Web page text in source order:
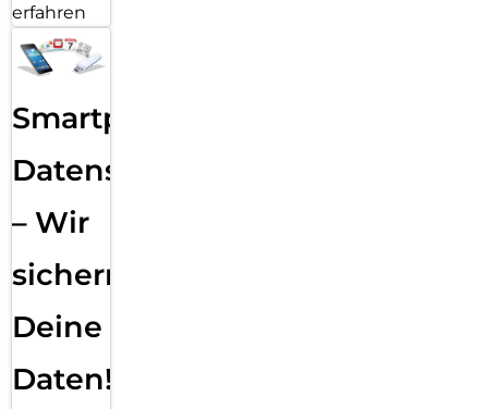
erfahren
Smartphone
Datensicherung
– Wir
sichern
Deine
Daten!